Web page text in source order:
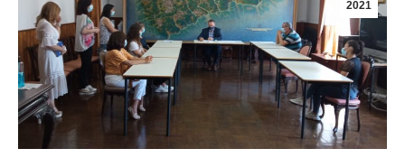
2021